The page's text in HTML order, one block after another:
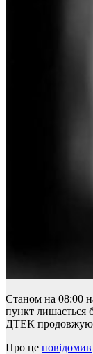
Станом на 08:00
пункт лишається
ДТЕК
Про це повідомив